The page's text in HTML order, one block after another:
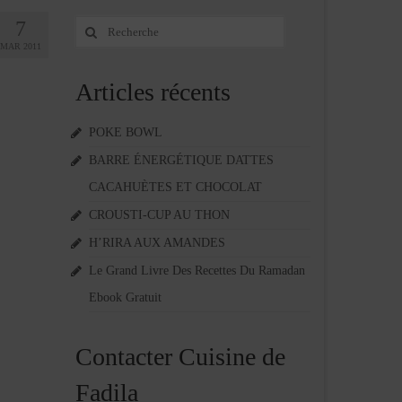
7
MAR 2011
Rechercher
Articles récents
POKE BOWL
BARRE ÉNERGÉTIQUE DATTES
CACAHUÈTES ET CHOCOLAT
CROUSTI-CUP AU THON
H’RIRA AUX AMANDES
Le Grand Livre Des Recettes Du Ramadan
Ebook Gratuit
Contacter Cuisine de
Fadila